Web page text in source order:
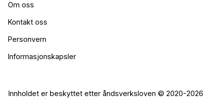
Om oss
Kontakt oss
Personvern
Informasjonskapsler
Innholdet er beskyttet etter åndsverksloven © 2020-2026